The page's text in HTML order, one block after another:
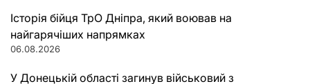
Історія бійця ТрО Дніпра, який воював на
найгарячіших напрямках
06.08.2026
У Донецькій області загинув військовий з